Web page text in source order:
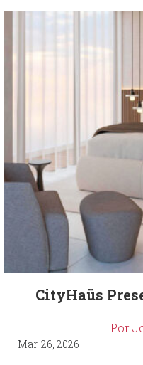
CityHaüs
Por
Mar. 26, 2026